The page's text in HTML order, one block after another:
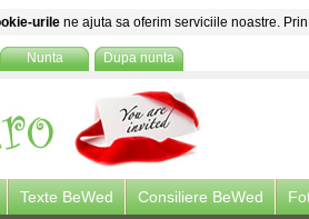
urile ne ajuta sa oferim serviciile noastre.
Nunta Dupa nunta
Texte BeWed Consiliere BeWed